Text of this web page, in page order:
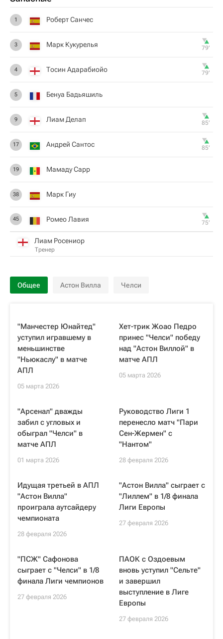
1 Роберт Санчес
3 Марк Кукурелья 79‎’‎
4 Тосин Адарабиойо 79‎’‎
5 Бенуа Бадьяшиль
9 Лиам Делап 85‎’‎
17 Андрей Сантос 85‎’‎
19 Мамаду Сарр
38 Марк Гиу
45 Ромео Лавия 75‎’‎
Лиам Росениор
Тренер
Общее Астон Вилла Челси
"Манчестер Юнайтед"
уступил игравшему в
меньшинстве
"Ньюкаслу" в матче
АПЛ
05 марта 2026
Хет-трик Жоао Педро
принес "Челси" победу
над "Астон Виллой" в
матче АПЛ
05 марта 2026
"Арсенал" дважды
забил с угловых и
обыграл "Челси" в
матче АПЛ
01 марта 2026
Руководство Лиги 1
перенесло матч "Пари
Сен-Жермен" с
"Нантом"
28 февраля 2026
Идущая третьей в АПЛ
"Астон Вилла"
проиграла аутсайдеру
чемпионата
28 февраля 2026
"Астон Вилла" сыграет с
"Лиллем" в 1/8 финала
Лиги Европы
27 февраля 2026
"ПСЖ" Сафонова
сыграет с "Челси" в 1/8
финала Лиги чемпионов
27 февраля 2026
ПАОК с Оздоевым
вновь уступил "Сельте"
и завершил
выступление в Лиге
Европы
27 февраля 2026